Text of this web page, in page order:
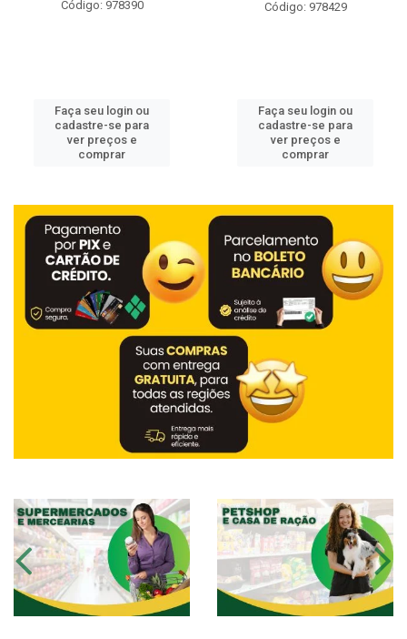
Código: 978390
Faça seu login ou
cadastre-se para
ver preços e
comprar
Código: 978429
Faça seu login ou
cadastre-se para
ver preços e
comprar